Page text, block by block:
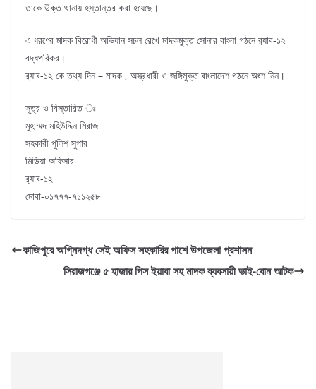
তাকে উক্ত থানায় হস্তান্তর করা হয়েছে।
এ ধরণের মাদক বিরোধী অভিযান সচল রেখে মাদকমুক্ত সোনার বাংলা গঠনে র‌্যাব-১২
বদ্ধপরিকর।
র‌্যাব-১২ কে তথ্য দিন – মাদক , অস্ত্রধারী ও জঙ্গিমুক্ত বাংলাদেশ গঠনে অংশ নিন।
সূত্র ও বিস্তারিত ঃ
মুহাম্মদ মহিউদ্দিন মিরাজ
সহকারী পুলিশ সুপার
মিডিয়া অফিসার
র‌্যাব-১২
মোবা-০১৭৭৭-৭১১২৫৮
কাজিপুরে অগ্নিদগ্ধ সেই অফিস সহকারির পাশে উপজেলা প্রশাসন
সিরাজগঞ্জে ৫ হাজার পিস ইয়াবা সহ মাদক ব্যবসায়ী ভাই-বোন আটক